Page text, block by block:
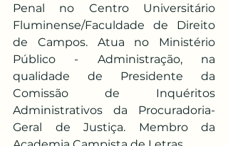
Penal no Centro Universitário
Fluminense/Faculdade de Direito
de Campos. Atua no Ministério
Público - Administração, na
qualidade de Presidente da
Comissão de Inquéritos
Administrativos da Procuradoria-
Geral de Justiça. Membro da